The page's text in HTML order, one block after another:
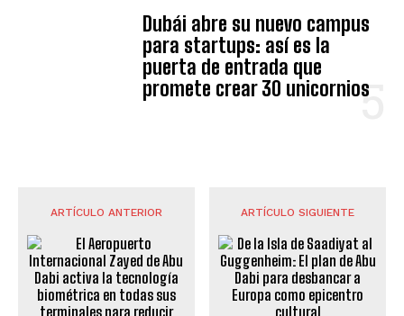
Dubái abre su nuevo campus
para startups: así es la
puerta de entrada que
promete crear 30 unicornios
ARTÍCULO ANTERIOR ARTÍCULO SIGUIENTE